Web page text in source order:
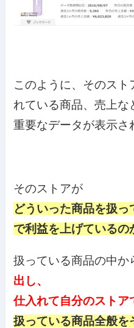
このように、そのス
れている商品、売上な
重要なデータが表示さ
そのストアが
どういった商品を扱
で利益を上げているの
扱っている商品の中か
出し、
仕入れて自分のストア
扱っている商品全般